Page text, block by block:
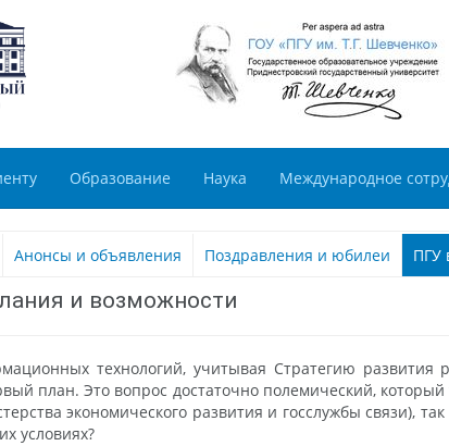
Образование Наука Международное
Анонсы и объявления Поздравления и юбилеи ПГУ
и возможности
технологий, учитывая Стратегию
план. Это вопрос достаточно полемический,
экономического развития и госслужбы связи),
условиях?